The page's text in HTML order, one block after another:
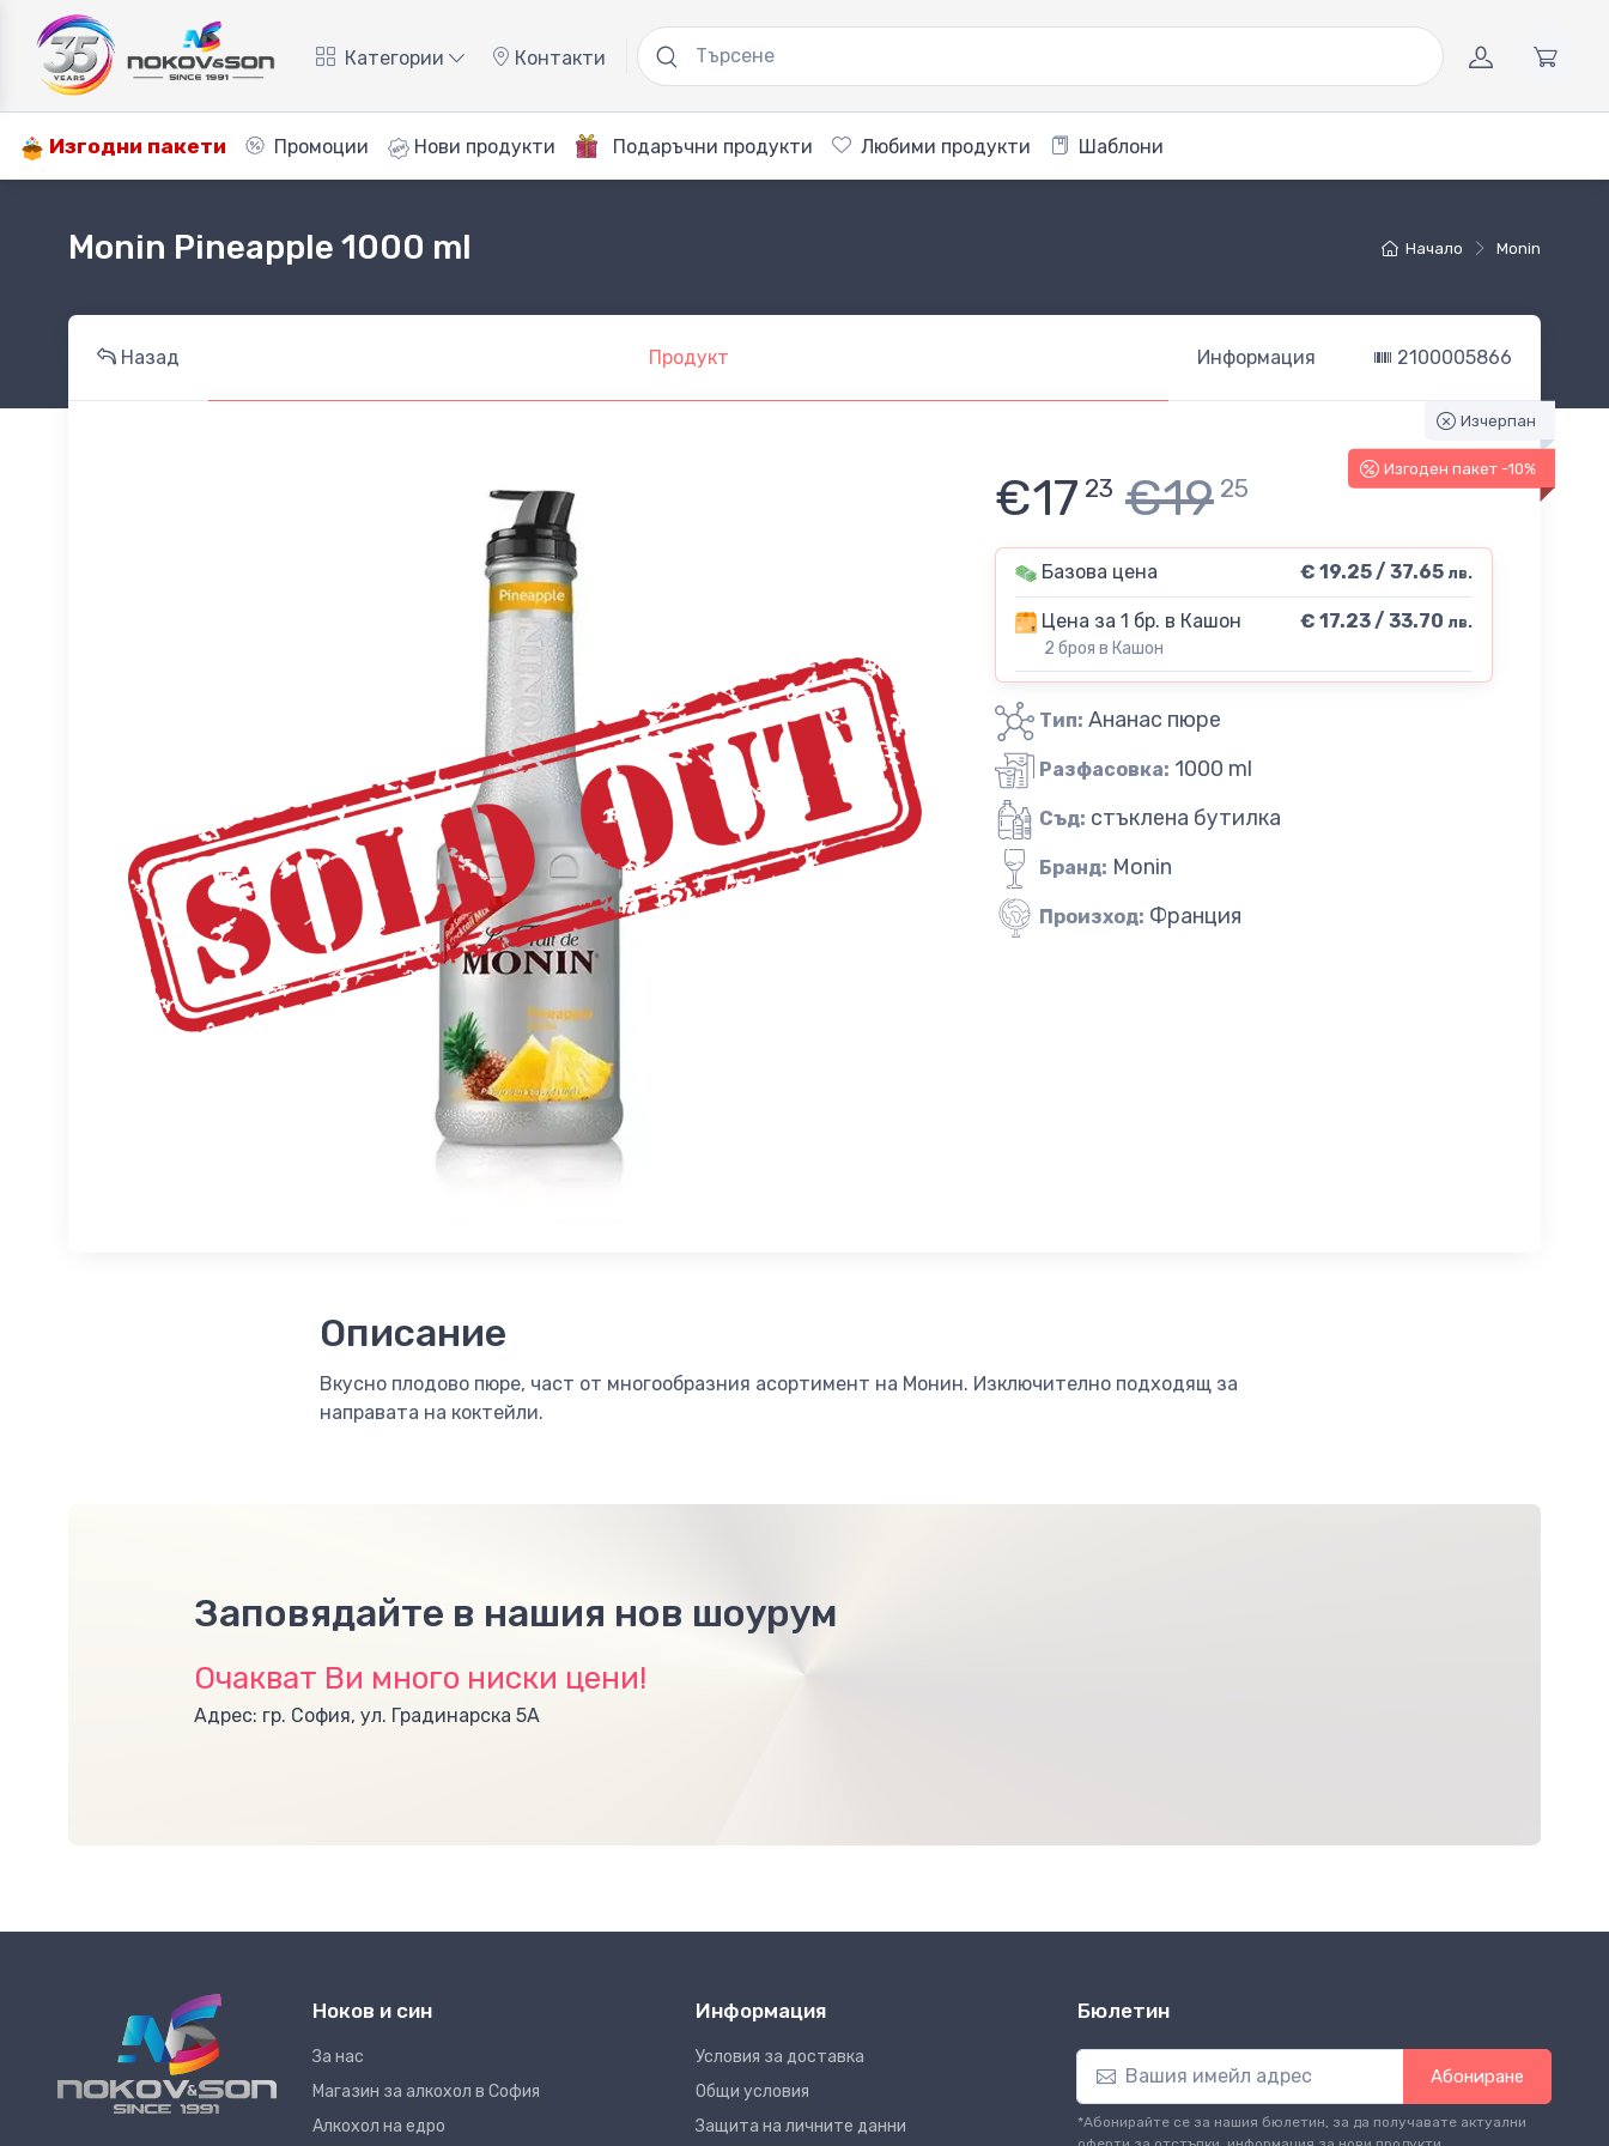
Категории Контакти
Изгодни пакети Промоции Нови продукти Подаръчни продукти Любими продукти Шаблони
Начало Monin
Monin Pineapple 1000 ml
Назад Продукт Информация 2100005866
Изчерпан
Изгоден пакет -10%
€17 23 €19 25
Базова цена € 19.25 / 37.65 лв.
Цена за 1 бр. в Кашон
2 броя в Кашон
€ 17.23 / 33.70 лв.
Тип: Aнанас пюре
Разфасовка: 1000 ml
Съд: стъклена бутилка
Бранд: Monin
Произход: Франция
Описание
Вкусно плодово пюре, част от многообразния асортимент на Монин. Изключително подходящ за
направата на коктейли.
Заповядайте в нашия нов шоурум
Очакват Ви много ниски цени!
Адрес: гр. София, ул. Градинарска 5А
Ноков и син
За нас
Магазин за алкохол в София
Алкохол на едро
Информация
Условия за доставка
Общи условия
Защита на личните данни
Бюлетин
Абониране
*Абонирайте се за нашия бюлетин, за да получавате актуални